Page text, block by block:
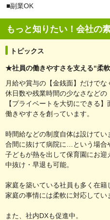
■副業OK
もっと知りたい！会社の
トピックス
★社員の働きやすさを支える“柔
月給や賞与の【金銭面】だけでな
休日数や残業時間の少なさなどの
【プライベートを大切にできる】
働きやすさを創っています。
時間給などの制度自体は設けてい
合間に抜けて病院に…という場合
子どもが熱を出して保育園にお
中抜け・早退も可能。
家庭を築いている社員も多く在籍
家庭の事情には柔軟に対応してい
また、社内DXも促進中。